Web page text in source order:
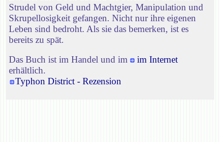
Strudel von Geld und Machtgier, Manipulation und
Skrupellosigkeit gefangen. Nicht nur ihre eigenen
Leben sind bedroht. Als sie das bemerken, ist es
bereits zu spät.
Das Buch ist im Handel und im
im Internet
erhältlich.
Typhon District - Rezension